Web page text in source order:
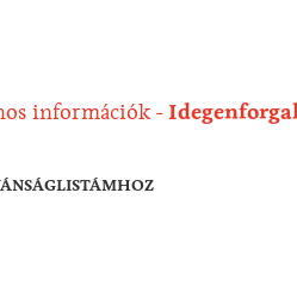
információk